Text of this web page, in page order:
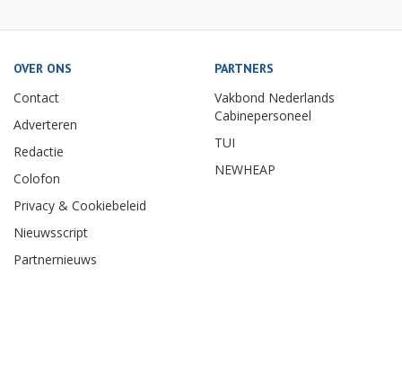
OVER ONS
Contact
Adverteren
Redactie
Colofon
Privacy & Cookiebeleid
Nieuwsscript
Partnernieuws
PARTNERS
Vakbond Nederlands
Cabinepersoneel
TUI
NEWHEAP